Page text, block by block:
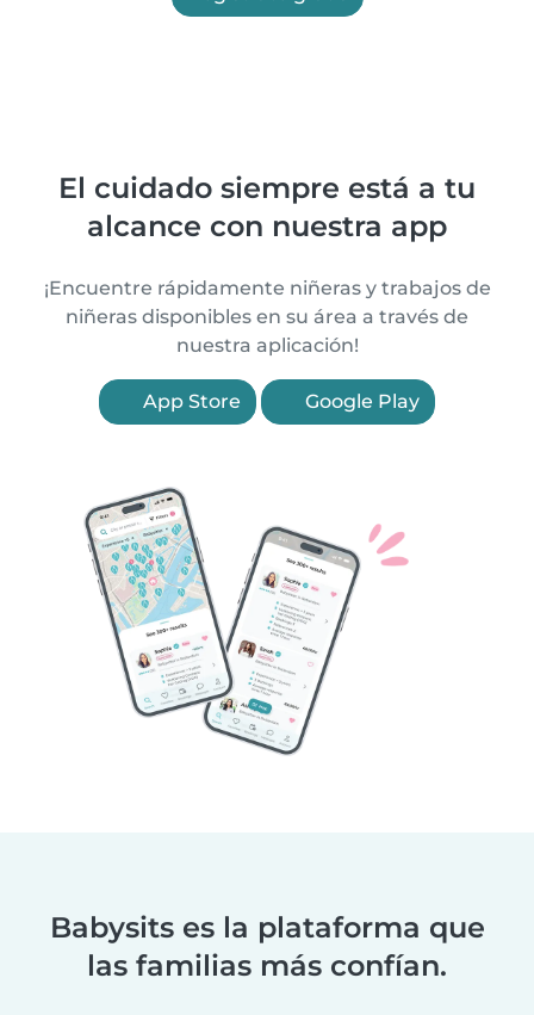
El cuidado siempre está a tu
alcance con nuestra app
¡Encuentre rápidamente niñeras y trabajos de
niñeras disponibles en su área a través de
nuestra aplicación!
App Store Google Play
Babysits es la plataforma que
las familias más confían.